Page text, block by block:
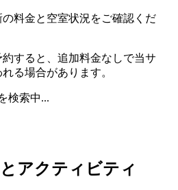
料金と空室状況をご確認くだ
すると、追加料金なしで当サ
る場合があります。
検索中...
アクティビティ